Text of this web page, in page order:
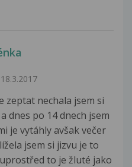
18.3.2017
zeptat nechala jsem si
dnes po 14 dnech jsem
je vytáhly avšak večer
jsem si jizvu je to
to je žluté jako